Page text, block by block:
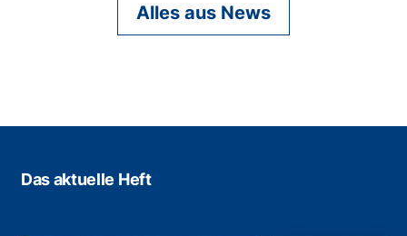
Alles aus News
Das aktuelle Heft